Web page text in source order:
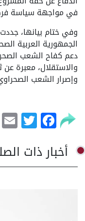
في مواجهة سياسة
وفي ختام بيانها،
الجمهورية العربية
دعم كفاح الشعب
والاستقلال، معبرة
وإصرار الشعب
أخبار ذات